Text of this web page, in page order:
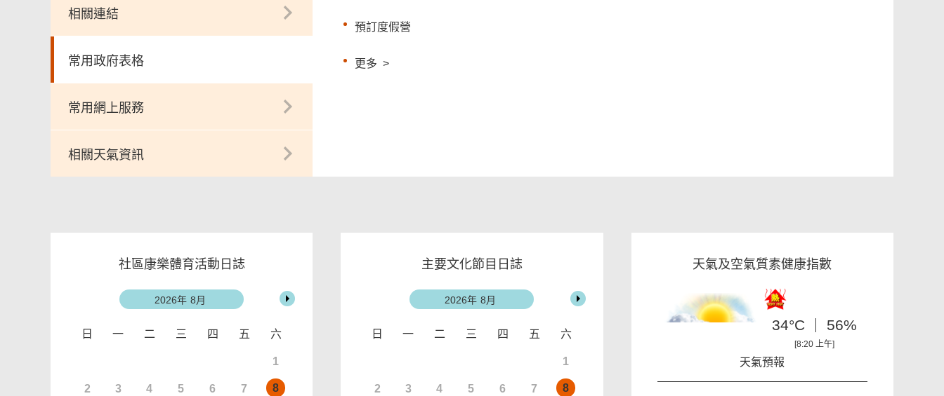
相關連結
常用政府表格
預訂度假營
更多 >
常用網上服務
相關天氣資訊
社區康樂體育活動日誌
8月
2026
日 一 二 三 四 五 六
1
2 3 4 5 6 7 8
主要文化節目日誌
8月
2026
日 一 二 三 四 五 六
1
2 3 4 5 6 7 8
天氣及空氣質素健康指數
34°C 56%
[8:20 上午]
天氣預報